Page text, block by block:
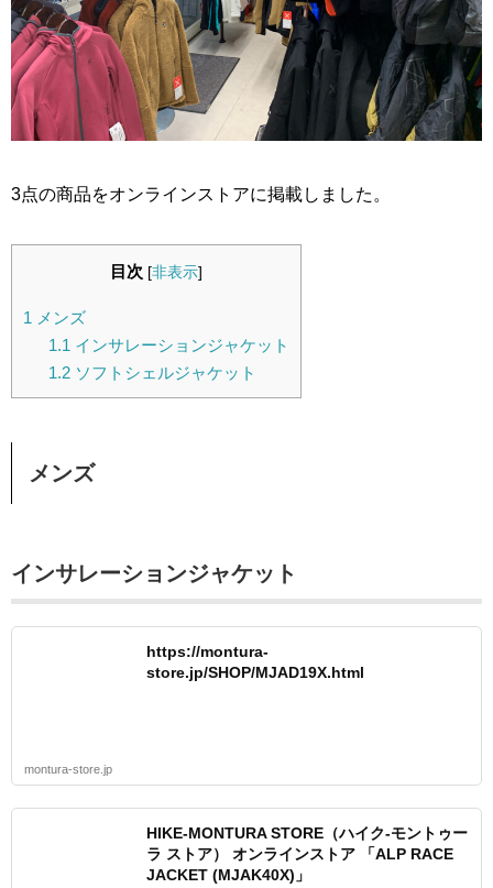
3点の商品をオンラインストアに掲載しました。
目次 [非表示]
1 メンズ
1.1 インサレーションジャケット
1.2ソフトシェルジャケット
メンズ
インサレーションジャケット
https://montura-
store.jp/SHOP/MJAD19X.html
montura-store.jp
HIKE-MONTURA STORE（ハイク-モントゥー
ラ ストア） オンラインストア 「ALP RACE
JACKET (MJAK40X)」